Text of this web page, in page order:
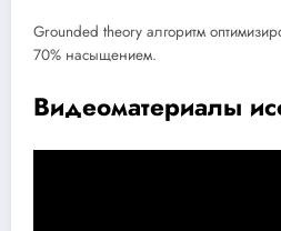
Grounded theory алгоритм
70% насыщением.
Видеоматериалы